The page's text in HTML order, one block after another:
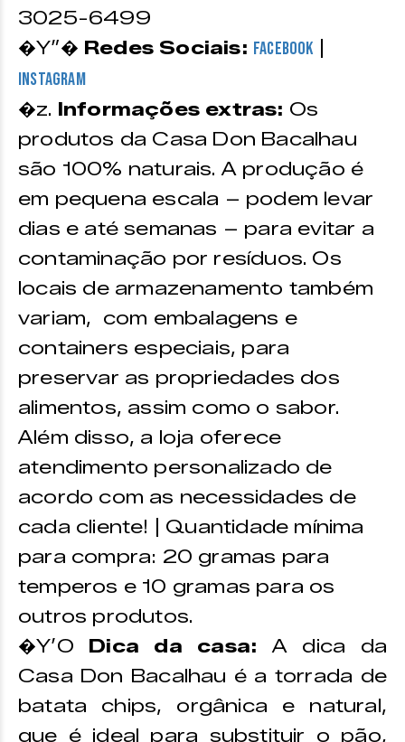
3025-6499
�Y”� Redes Sociais: Facebook
Instagram
�z. Informações extras: Os
produtos da Casa Don Bacalhau
são 100% naturais. A produção é
em pequena escala – podem levar
dias e até semanas – para evitar a
contaminação por resíduos. Os
locais de armazenamento também
variam, com embalagens e
containers especiais, para
preservar as propriedades dos
alimentos, assim como o sabor.
Além disso, a loja oferece
atendimento personalizado de
acordo com as necessidades de
cada cliente! | Quantidade mínima
para compra: 20 gramas para
temperos e 10 gramas para os
outros produtos.
�Y’O Dica da casa:A dica da
Casa Don Bacalhau é a torrada de
batata chips, orgânica e natural,
que é ideal para substituir o pão,